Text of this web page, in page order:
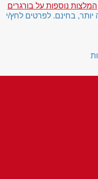
המלצות נוספות על בורגרים
בחינם. לפרטים לחץ/י